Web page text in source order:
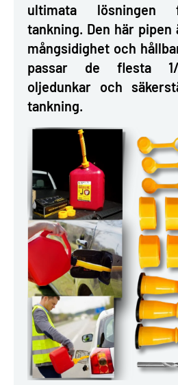
ultimata lösningen
tankning. Den här
mångsidighet och
passar de flesta 1/
oljedunkar och
tankning.